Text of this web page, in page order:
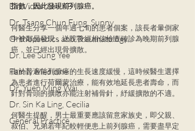
Dr. Victor Lee KF
Dr. Tsang Chun Fung, Sunny
Orthopaedics and Traumatology
Dr. Lee Sung Yee
Family Medicine
Dr. Yuen Ming Wai
Dr. Sin Ka Ling, Cecilia
General Practice
指數，因此發現前列腺癌。
何醫生分享一個年過七旬的患者個案，該長者暈倒家
中被鄰居發現，送院後經相信檢查確診為晚期前列腺
癌，並已經出現骨擴散。
由於普遍前列腺癌的生長速度緩慢，這時候醫生選擇
為患者進行荷爾蒙治療，能有效地延長患者壽命，而
針對骨頭的擴散亦能注射補骨針，紓緩擴散的不適。
何醫生提醒，男士最重要應該留意家族史，即父親、
叔伯、兄弟若年紀較輕便患上前列腺癌，需要盡早定